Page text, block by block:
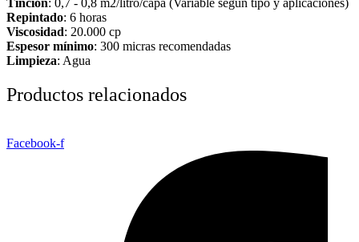
Repintado: 6 horas
Viscosidad: 20.000 cp
Espesor mínimo: 300 micras recomendadas
Limpieza: Agua
Productos relacionados
Facebook-f